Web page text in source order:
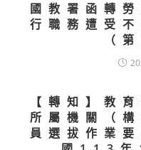
國教署函轉
行職務遭受
（
【轉知】教
所屬機關（
員選拔作業